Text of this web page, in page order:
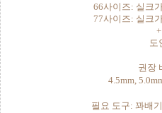
66사이즈: 실크
77사이즈: 실크
+
도
권장
4.5mm,
필요 도구: 꽈배